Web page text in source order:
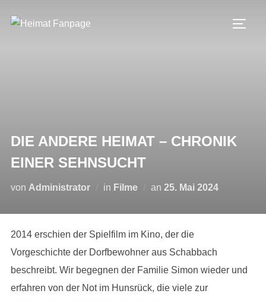
Inhalt
DIE ANDERE HEIMAT – CHRONIK
EINER SEHNSUCHT
von Administrator in Filme an Veröffentlicht
25. Mai 2024
2014 erschien der Spielfilm im Kino, der die
Vorgeschichte der Dorfbewohner aus Schabbach
beschreibt. Wir begegnen der Familie Simon wieder und
erfahren von der Not im Hunsrück, die viele zur